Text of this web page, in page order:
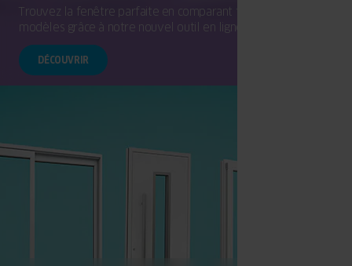
Trouvez la fenêtre parfaite en comparant facilement les
modèles grâce à notre nouvel outil en ligne.
DÉCOUVRIR